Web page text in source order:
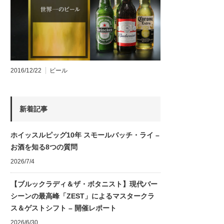
2016/12/22 ビール
新着記事
ホイッスルピッグ10年 スモールバッチ・ライ –
お酒を知る8つの質問
2026/7/4
【ブルックラディ＆ザ・ボタニスト】現代バー
シーンの最高峰「ZEST」によるマスタークラ
ス＆ゲストシフト – 開催レポート
2026/6/30